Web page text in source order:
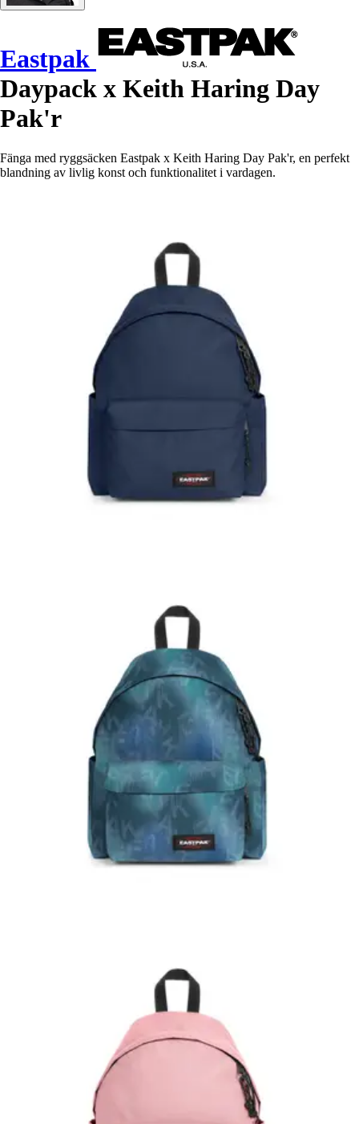
Eastpak
Daypack x Keith Haring Day
Pak'r
Fänga med ryggsäcken Eastpak x Keith Haring Day Pak'r, en perfekt
blandning av livlig konst och funktionalitet i vardagen.